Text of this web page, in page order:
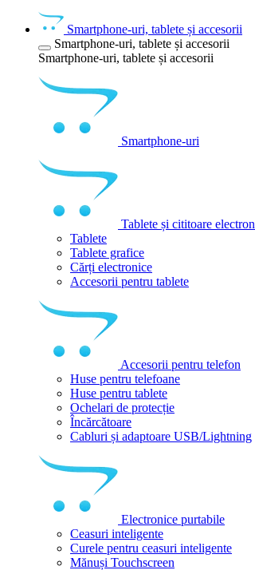
Smartphone-uri, tablete și accesorii
Smartphone-uri, tablete și accesorii
Smartphone-uri, tablete și accesorii
Smartphone-uri
Tablete și cititoare
Tablete
Tablete grafice
Cărți electronice
Accesorii pentru tablete
Accesorii pentru telefon
Huse pentru telefoane
Huse pentru tablete
Ochelari de protecție
Încărcătoare
Cabluri și adaptoare USB/Lightning
Electronice purtabile
Ceasuri inteligente
Curele pentru ceasuri inteligente
Mănuși Touchscreen